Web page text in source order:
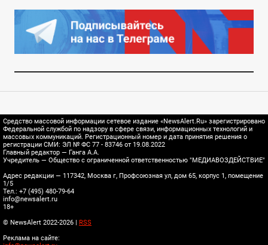
Средство массовой информации сетевое издание «NewsAlert.Ru» зарегистрировано
Федеральной службой по надзору в сфере связи, информационных технологий и
массовых коммуникаций. Регистрационный номер и дата принятия решения о
регистрации СМИ: ЭЛ № ФС 77 - 83746 от 19.08.2022
Главный редактор — Ганга А.А.
Учредитель — Общество с ограниченной ответственностью "МЕДИАВОЗДЕЙСТВИЕ"
Адрес редакции — 117342, Москва г, Профсоюзная ул, дом 65, корпус 1, помещение
1/5
Тел.: +7 (495) 480-79-64
info@newsalert.ru
18+
© NewsAlert 2022-2026 |
RSS
Реклама на сайте: